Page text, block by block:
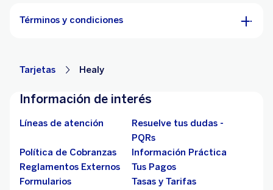
Términos y condiciones
Tarjetas Healy
Información de interés
Líneas de atención
Resuelve tus dudas -
PQRs
Política de Cobranzas
Información Práctica
Reglamentos Externos
Tus Pagos
Formularios
Tasas y Tarifas